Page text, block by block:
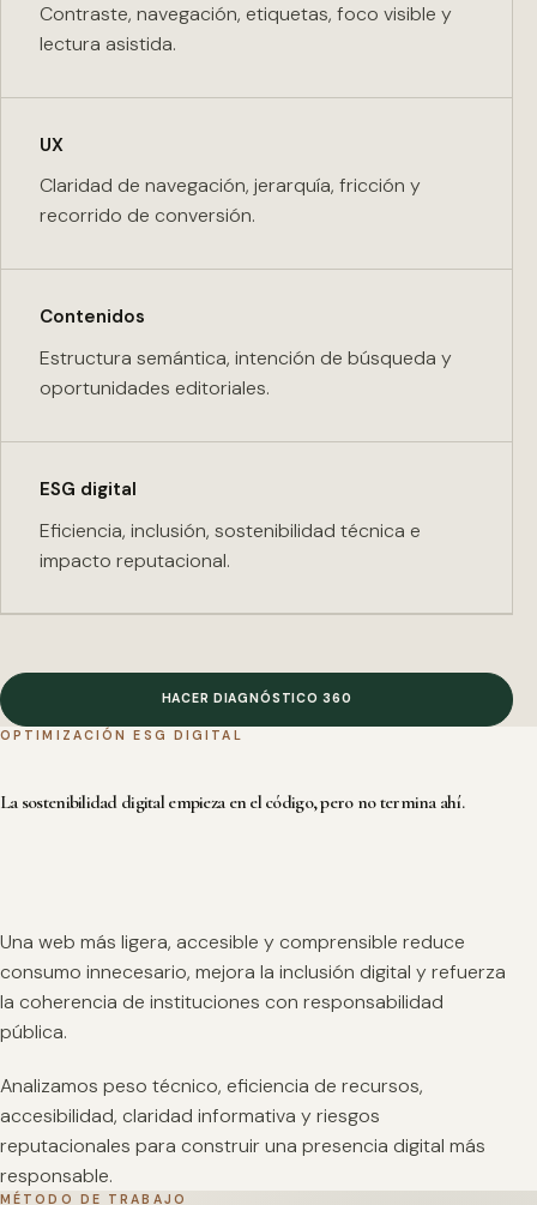
Contraste, navegación, etiquetas, foco visible y
lectura asistida.
UX
Claridad de navegación, jerarquía, fricción y
recorrido de conversión.
Contenidos
Estructura semántica, intención de búsqueda y
oportunidades editoriales.
ESG digital
Eficiencia, inclusión, sostenibilidad técnica e
impacto reputacional.
HACER DIAGNÓSTICO 360
OPTIMIZACIÓN ESG DIGITAL
La sostenibilidad digital empieza en el código, pero no termina ahí.
Una web más ligera, accesible y comprensible reduce
consumo innecesario, mejora la inclusión digital y refuerza
la coherencia de instituciones con responsabilidad
pública.
Analizamos peso técnico, eficiencia de recursos,
accesibilidad, claridad informativa y riesgos
reputacionales para construir una presencia digital más
responsable.
MÉTODO DE TRABAJO